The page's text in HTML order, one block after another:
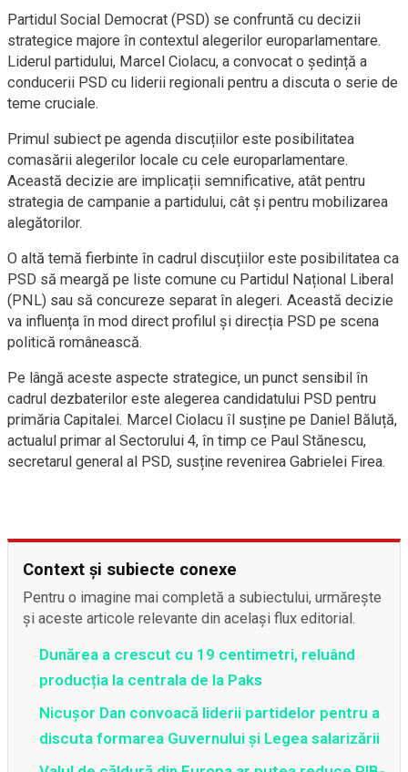
Partidul Social Democrat (PSD) se confruntă cu decizii
strategice majore în contextul alegerilor europarlamentare.
Liderul partidului, Marcel Ciolacu, a convocat o ședință a
conducerii PSD cu liderii regionali pentru a discuta o serie de
teme cruciale.
Primul subiect pe agenda discuțiilor este posibilitatea
comasării alegerilor locale cu cele europarlamentare.
Această decizie are implicații semnificative, atât pentru
strategia de campanie a partidului, cât și pentru mobilizarea
alegătorilor.
O altă temă fierbinte în cadrul discuțiilor este posibilitatea ca
PSD să meargă pe liste comune cu Partidul Național Liberal
(PNL) sau să concureze separat în alegeri. Această decizie
va influența în mod direct profilul și direcția PSD pe scena
politică românească.
Pe lângă aceste aspecte strategice, un punct sensibil în
cadrul dezbaterilor este alegerea candidatului PSD pentru
primăria Capitalei. Marcel Ciolacu îl susține pe Daniel Băluță,
actualul primar al Sectorului 4, în timp ce Paul Stănescu,
secretarul general al PSD, susține revenirea Gabrielei Firea.
Context și subiecte conexe
Pentru o imagine mai completă a subiectului, urmărește
și aceste articole relevante din același flux editorial.
Dunărea a crescut cu 19 centimetri, reluând
producția la centrala de la Paks
Nicușor Dan convoacă liderii partidelor pentru a
discuta formarea Guvernului și Legea salarizării